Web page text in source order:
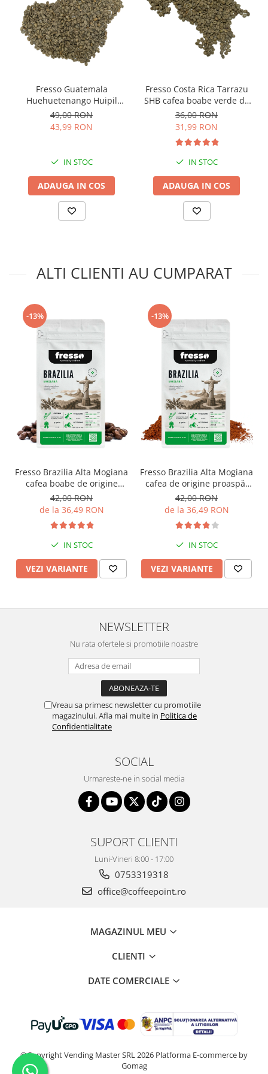
Fresso Guatemala
Huehuetenango Huipil
cafea boabe verde de
origine 250g
49,00 RON
43,99 RON
IN STOC
ADAUGA IN COS
Fresso Costa Rica Tarrazu
SHB cafea boabe verde de
origine 250g
36,00 RON
31,99 RON
IN STOC
ADAUGA IN COS
ALTI CLIENTI AU CUMPARAT
-13%
Fresso Brazilia Alta Mogiana
cafea boabe de origine
proaspăt prăjită
42,00 RON
de la 36,49 RON
IN STOC
VEZI VARIANTE
-13%
Fresso Brazilia Alta Mogiana
cafea de origine proaspăt
prăjită și măcinată
42,00 RON
de la 36,49 RON
IN STOC
VEZI VARIANTE
NEWSLETTER
Nu rata ofertele si promotiile noastre
Vreau sa primesc newsletter cu promotiile
magazinului. Afla mai multe in Politica de
Confidentialitate
SOCIAL
Urmareste-ne in social media
SUPORT CLIENTI
Luni-Vineri 8:00 - 17:00
0753319318
office@coffeepoint.ro
MAGAZINUL MEU
CLIENTI
DATE COMERCIALE
©Copyright Vending Master SRL 2026 Platforma E-commerce by
Gomag